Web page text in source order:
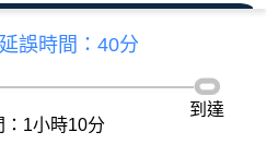
延誤時間：40分
：1小時10分
到達